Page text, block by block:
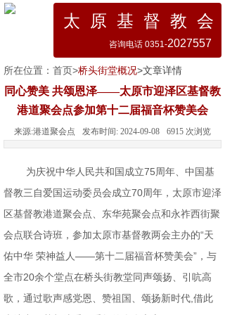
太 原 基 督 教 会
咨询电话 0351-2027557
所在位置： 首页>桥头街堂概况>文章详情
同心赞美 共颂恩泽——太原市迎泽区基督教
港道聚会点参加第十二届福音杯赞美会
来源:港道聚会点 发布时间: 2024-09-08 6915 次浏览
为庆祝中华人民共和国成立75周年、中国基
督教三自爱国运动委员会成立70周年，太原市迎泽
区基督教港道聚会点、东华苑聚会点和永祚西街聚
会点联合诗班，参加太原市基督教两会主办的“天
佑中华 荣神益人——第十二届福音杯赞美会”，与
全市20余个堂点在桥头街教堂同声颂扬、引吭高
歌，通过歌声感党恩、赞祖国、颂扬新时代,借此